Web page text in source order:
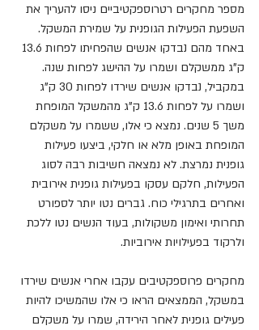
מספר מחקרים רטרוספקטיביים ניסו להעריך את
השפעת הפעילות הגופנית על שמירת המשקל.
ק"ג ממשקלם ושמרו על ההישג לפחות שנה.
במקביל, נבדקו אנשים שירדו לפחות 30 ק"ג
ושמרו על לפחות 13.6 ק"ג מהמשקל המופחת
משך 5 שנים. נמצא כי אלו, ששמרו על משקלם
המופחת באופן מלא או חלקי, ביצעו פעילות
גופנית נמרצת. לא נמצאה חשיבות רבה לסוג
הפעילות, חלקם עסקו בפעילות גופנית אירובית
ואחרים בתרגילי כוח. גברים נטו יותר לספורט
תחרותי ואימון משקולות, בעוד הנשים נטו ללכת
ולרקוד בפעילויות אירוביות.
מחקרים פרוספקטיבים עקבו אחרי אנשים שירדו
במשקל, הממצאים הראו כי אלו שהמשיכו להיות
פעילים גופנית לאחר הירידה, שמרו על משקלם